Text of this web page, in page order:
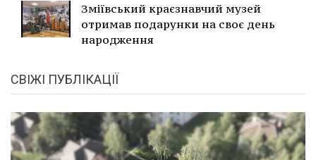
Зміївський краєзнавчий музей
отримав подарунки на своє день
народження
СВІЖІ ПУБЛІКАЦІЇ